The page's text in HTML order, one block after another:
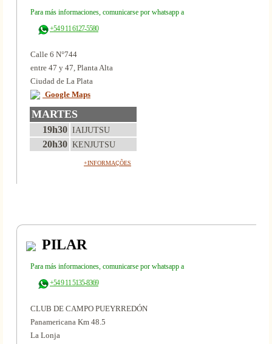
Para más informaciones, comunicarse por whatsapp a
+54 9 11 6127-5580
Calle 6 N°744
entre 47 y 47, Planta Alta
Ciudad de La Plata
Google Maps
MARTES
19h30 IAIJUTSU
20h30 KENJUTSU
+INFORMAÇÕES
PILAR
Para más informaciones, comunicarse por whatsapp a
+54 9 11 5135-8369
CLUB DE CAMPO PUEYRREDÓN
Panamericana Km 48.5
La Lonja